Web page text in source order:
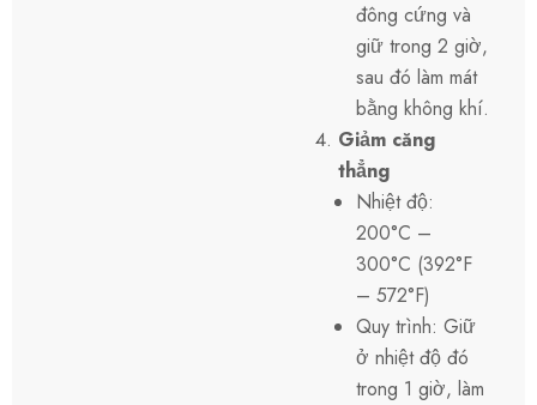
đông cứng và
giữ trong 2 giờ,
sau đó làm mát
bằng không khí.
Giảm căng
thẳng
Nhiệt độ:
200°C –
300°C (392°F
– 572°F)
Quy trình: Giữ
ở nhiệt độ đó
trong 1 giờ, làm